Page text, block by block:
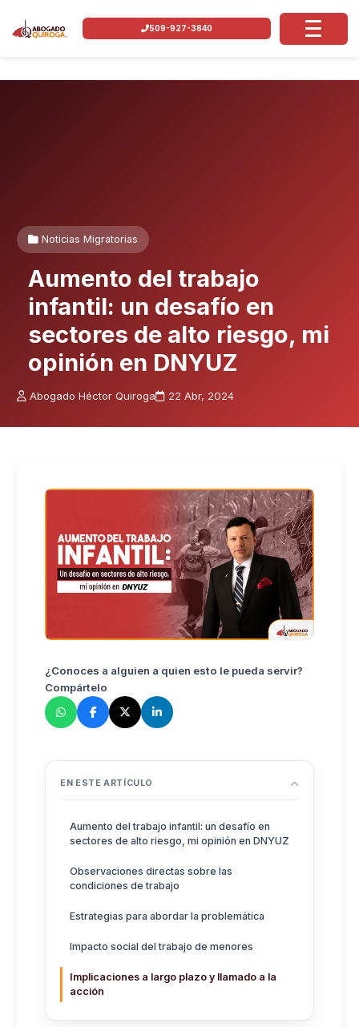
509-927-3840
Noticias Migratorias
Aumento del trabajo
infantil: un desafío en
sectores de alto riesgo, mi
opinión en DNYUZ
Abogado Héctor Quiroga 22 Abr, 2024
¿Conoces a alguien a quien esto le pueda servir?
Compártelo
EN ESTE ARTÍCULO
Aumento del trabajo infantil: un desafío en
sectores de alto riesgo, mi opinión en DNYUZ
Observaciones directas sobre las
condiciones de trabajo
Estrategias para abordar la problemática
Impacto social del trabajo de menores
Implicaciones a largo plazo y llamado a la
acción